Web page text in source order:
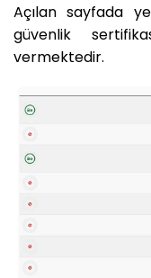
Açılan sayfada
güvenlik
vermektedir.